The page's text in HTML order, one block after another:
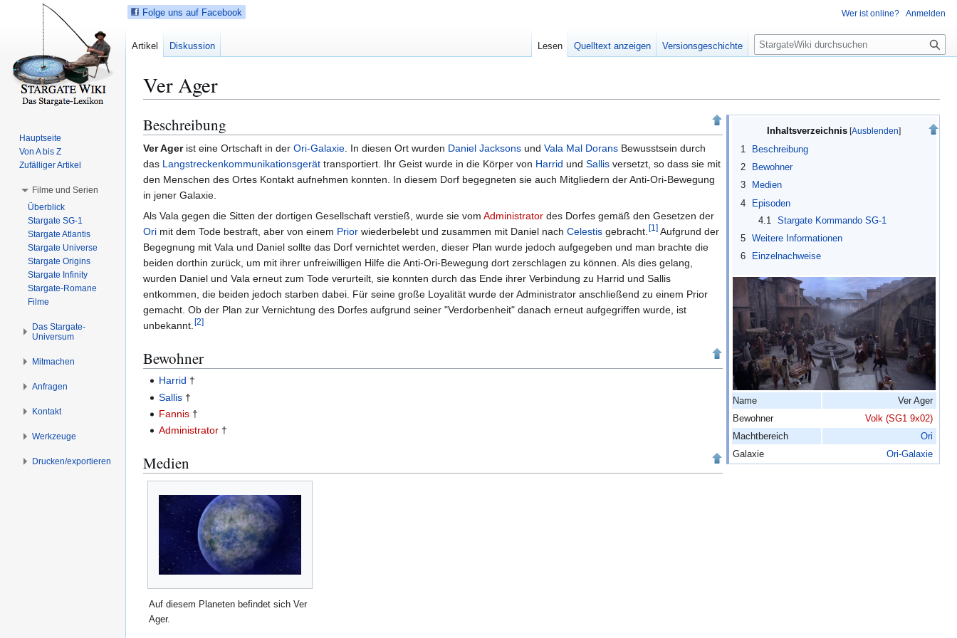
Ver Ager
Z
u
r
N
a
v
i
g
a
t
i
o
n
s
r
i
Z
u
r
S
u
c
h
e
s
p
r
i
n
g
n
Inhaltsverzeichnis
1
Beschreibung
2
Bewohner
3
Medien
4
Episoden
4.1
Stargate Kommando SG-1
5
Weitere Informationen
6
Einzelnachweise
Name
Ver Ager
Bewohner
Volk (SG1 9x02)
Machtbereich
Ori
Galaxie
Ori-Galaxie
Beschreibung
Ver Agerist eine Ortschaft in der Ori-Galaxie . In diesen Ort wurden Daniel Jacksons und Vala Mal Dorans Bewusstsein durch
das Langstreckenkommunikationsgerät transportiert. Ihr Geist wurde in die Körper von Harrid und Sallis versetzt, so dass sie mit
den Menschen des Ortes Kontakt aufnehmen konnten. In diesem Dorf begegneten sie auch Mitgliedern der Anti-Ori-Bewegung
in jener Galaxie.
Als Vala gegen die Sitten der dortigen Gesellschaft verstieß, wurde sie vom Administrator des Dorfes gemäß den Gesetzen der
Ori mit dem Tode bestraft, aber von einem Prior wiederbelebt und zusammen mit Daniel nach Celestis gebracht. [1 ] Aufgrund der
Begegnung mit Vala und Daniel sollte das Dorf vernichtet werden, dieser Plan wurde jedoch aufgegeben und man brachte die
beiden dorthin zurück, um mit ihrer unfreiwilligen Hilfe die Anti-Ori-Bewegung dort zerschlagen zu können. Als dies gelang,
wurden Daniel und Vala erneut zum Tode verurteilt, sie konnten durch das Ende ihrer Verbindung zu Harrid und Sallis
entkommen, die beiden jedoch starben dabei. Für seine große Loyalität wurde der Administrator anschließend zu einem Prior
gemacht. Ob der Plan zur Vernichtung des Dorfes aufgrund seiner "Verdorbenheit" danach erneut aufgegriffen wurde, ist
unbekannt. [2]
Bewohner
Harrid †
Sallis †
Fannis †
Administrator †
Medien
Auf diesem Planeten befindet sich Ver
Ager.
Folge uns auf Facebook Wer ist online? Anmelden
Artikel Diskussion Lesen Quelltext anzeigen Versionsgeschichte
S
u
e
Hauptseite
Von A bis Z
Zufälliger Artikel
Filme und Serien
Überblick
Stargate SG-1
Stargate Atlantis
Stargate Universe
Stargate Origins
Stargate Infinity
Stargate-Romane
Filme
Das Stargate-
Universum
Mitmachen
Anfragen
Kontakt
Werkzeuge
Drucken/­exportieren